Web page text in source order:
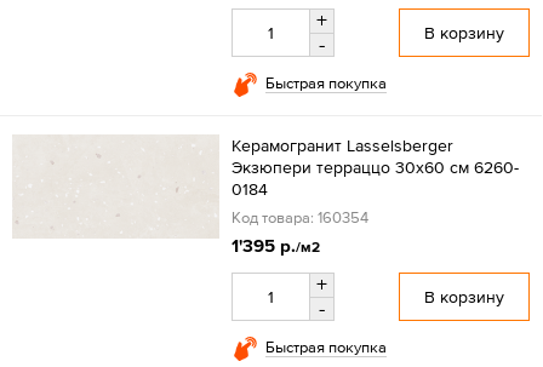
+
-
В корзину
Быстрая покупка
Керамогранит Lasselsberger
Экзюпери терраццо 30x60 см 6260-
0184
Код товара: 160354
1'395 р./м2
+
-
В корзину
Быстрая покупка